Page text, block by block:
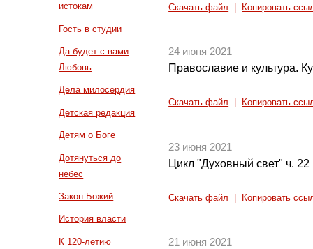
истокам
Гость в студии
Да будет с вами
Любовь
Дела милосердия
Детская редакция
Детям о Боге
Дотянуться до
небес
Закон Божий
История власти
К 120-летию
Скачать файл Копировать
24 июня 2021
Православие и культура.
Скачать файл Копировать
23 июня 2021
Цикл "Духовный свет" ч. 22
Скачать файл Копировать
21 июня 2021